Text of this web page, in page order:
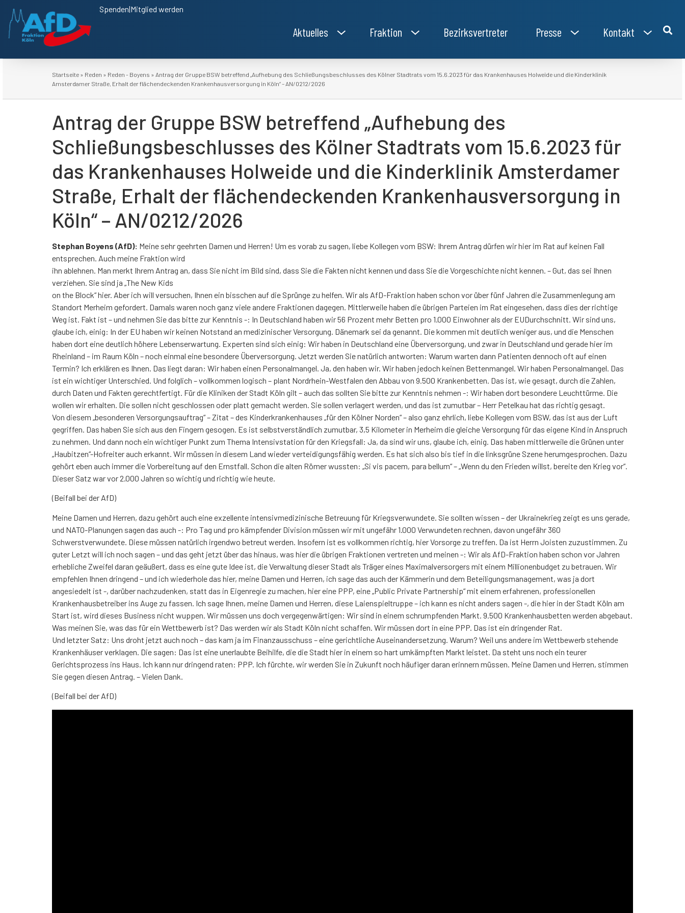
Spenden|Mitglied werden
Aktuelles Fraktion Bezirksvertreter Presse Kontakt
Startseite » Reden » Reden - Boyens » Antrag der Gruppe BSW betreffend „Aufhebung des Schließungsbeschlusses des Kölner Stadtrats vom 15.6.2023 für das Krankenhauses Holweide und die Kinderklinik
Amsterdamer Straße, Erhalt der flächendeckenden Krankenhausversorgung in Köln“ – AN/0212/2026
Antrag der Gruppe BSW betreffend „Aufhebung des
Schließungsbeschlusses des Kölner Stadtrats vom 15.6.2023 für
das Krankenhauses Holweide und die Kinderklinik Amsterdamer
Straße, Erhalt der flächendeckenden Krankenhausversorgung in
Köln“ – AN/0212/2026
Stephan Boyens (AfD): Meine sehr geehrten Damen und Herren! Um es vorab zu sagen, liebe Kollegen vom BSW: Ihrem Antrag dürfen wir hier im Rat auf keinen Fall
entsprechen. Auch meine Fraktion wird
ihn ablehnen. Man merkt Ihrem Antrag an, dass Sie nicht im Bild sind, dass Sie die Fakten nicht kennen und dass Sie die Vorgeschichte nicht kennen. – Gut, das sei Ihnen
verziehen. Sie sind ja „The New Kids
on the Block“ hier. Aber ich will versuchen, Ihnen ein bisschen auf die Sprünge zu helfen. Wir als AfD-Fraktion haben schon vor über fünf Jahren die Zusammenlegung am
Standort Merheim gefordert. Damals waren noch ganz viele andere Fraktionen dagegen. Mittlerweile haben die übrigen Parteien im Rat eingesehen, dass dies der richtige
Weg ist. Fakt ist – und nehmen Sie das bitte zur Kenntnis -: In Deutschland haben wir 56 Prozent mehr Betten pro 1.000 Einwohner als der EUDurchschnitt. Wir sind uns,
glaube ich, einig: In der EU haben wir keinen Notstand an medizinischer Versorgung. Dänemark sei da genannt. Die kommen mit deutlich weniger aus, und die Menschen
haben dort eine deutlich höhere Lebenserwartung. Experten sind sich einig: Wir haben in Deutschland eine Überversorgung, und zwar in Deutschland und gerade hier im
Rheinland – im Raum Köln – noch einmal eine besondere Überversorgung. Jetzt werden Sie natürlich antworten: Warum warten dann Patienten dennoch oft auf einen
Termin? Ich erklären es Ihnen. Das liegt daran: Wir haben einen Personalmangel. Ja, den haben wir. Wir haben jedoch keinen Bettenmangel. Wir haben Personalmangel. Das
ist ein wichtiger Unterschied. Und folglich – vollkommen logisch – plant Nordrhein-Westfalen den Abbau von 9.500 Krankenbetten. Das ist, wie gesagt, durch die Zahlen,
durch Daten und Fakten gerechtfertigt. Für die Kliniken der Stadt Köln gilt – auch das sollten Sie bitte zur Kenntnis nehmen -: Wir haben dort besondere Leuchttürme. Die
wollen wir erhalten. Die sollen nicht geschlossen oder platt gemacht werden. Sie sollen verlagert werden, und das ist zumutbar – Herr Petelkau hat das richtig gesagt.
Von diesem „besonderen Versorgungsauftrag“ – Zitat – des Kinderkrankenhauses „für den Kölner Norden“ – also ganz ehrlich, liebe Kollegen vom BSW, das ist aus der Luft
gegriffen. Das haben Sie sich aus den Fingern gesogen. Es ist selbstverständlich zumutbar, 3,5 Kilometer in Merheim die gleiche Versorgung für das eigene Kind in Anspruch
zu nehmen. Und dann noch ein wichtiger Punkt zum Thema Intensivstation für den Kriegsfall: Ja, da sind wir uns, glaube ich, einig. Das haben mittlerweile die Grünen unter
„Haubitzen“-Hofreiter auch erkannt. Wir müssen in diesem Land wieder verteidigungsfähig werden. Es hat sich also bis tief in die linksgrüne Szene herumgesprochen. Dazu
gehört eben auch immer die Vorbereitung auf den Ernstfall. Schon die alten Römer wussten: „Si vis pacem, para bellum“ – „Wenn du den Frieden willst, bereite den Krieg vor“.
Dieser Satz war vor 2.000 Jahren so wichtig und richtig wie heute.
(Beifall bei der AfD)
Meine Damen und Herren, dazu gehört auch eine exzellente intensivmedizinische Betreuung für Kriegsverwundete. Sie sollten wissen – der Ukrainekrieg zeigt es uns gerade,
und NATO-Planungen sagen das auch -: Pro Tag und pro kämpfender Division müssen wir mit ungefähr 1.000 Verwundeten rechnen, davon ungefähr 360
Schwerstverwundete. Diese müssen natürlich irgendwo betreut werden. Insofern ist es vollkommen richtig, hier Vorsorge zu treffen. Da ist Herrn Joisten zuzustimmen. Zu
guter Letzt will ich noch sagen – und das geht jetzt über das hinaus, was hier die übrigen Fraktionen vertreten und meinen -: Wir als AfD-Fraktion haben schon vor Jahren
erhebliche Zweifel daran geäußert, dass es eine gute Idee ist, die Verwaltung dieser Stadt als Träger eines Maximalversorgers mit einem Millionenbudget zu betrauen. Wir
empfehlen Ihnen dringend – und ich wiederhole das hier, meine Damen und Herren, ich sage das auch der Kämmerin und dem Beteiligungsmanagement, was ja dort
angesiedelt ist -, darüber nachzudenken, statt das in Eigenregie zu machen, hier eine PPP, eine „Public Private Partnership“ mit einem erfahrenen, professionellen
Krankenhausbetreiber ins Auge zu fassen. Ich sage Ihnen, meine Damen und Herren, diese Laienspieltruppe – ich kann es nicht anders sagen -, die hier in der Stadt Köln am
Start ist, wird dieses Business nicht wuppen. Wir müssen uns doch vergegenwärtigen: Wir sind in einem schrumpfenden Markt. 9.500 Krankenhausbetten werden abgebaut.
Was meinen Sie, was das für ein Wettbewerb ist? Das werden wir als Stadt Köln nicht schaffen. Wir müssen dort in eine PPP. Das ist ein dringender Rat.
Und letzter Satz: Uns droht jetzt auch noch – das kam ja im Finanzausschuss – eine gerichtliche Auseinandersetzung. Warum? Weil uns andere im Wettbewerb stehende
Krankenhäuser verklagen. Die sagen: Das ist eine unerlaubte Beihilfe, die die Stadt hier in einem so hart umkämpften Markt leistet. Da steht uns noch ein teurer
Gerichtsprozess ins Haus. Ich kann nur dringend raten: PPP. Ich fürchte, wir werden Sie in Zukunft noch häufiger daran erinnern müssen. Meine Damen und Herren, stimmen
Sie gegen diesen Antrag. – Vielen Dank.
(Beifall bei der AfD)